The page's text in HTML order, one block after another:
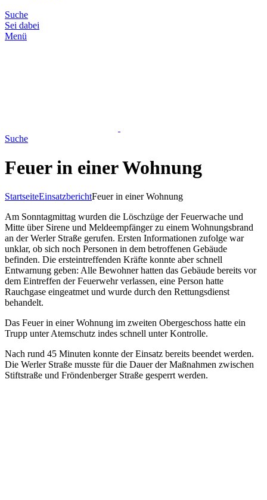
Suche
Sei dabei
Menü
Suche
Feuer in einer Wohnung
StartseiteEinsatzberichtFeuer in einer Wohnung
Am Sonntagmittag wurden die Löschzüge der Feuerwache und
Mitte über Sirene und Meldeempfänger zu einem Wohnungsbrand
an der Werler Straße gerufen. Ersten Informationen zufolge war
unklar, ob sich noch Personen in dem betroffenen Gebäude
befinden. Die ersteintreffenden Kräfte konnte aber schnell
Entwarnung geben: Alle Bewohner hatten das Gebäude bereits vor
dem Eintreffen der Feuerwehr verlassen, eine Person hatte
Rauchgase eingeatmet und wurde durch den Rettungsdienst
behandelt.
Das Feuer in einer Wohnung im zweiten Obergeschoss hatte ein
Trupp unter Atemschutz indes schnell unter Kontrolle.
Nach rund 45 Minuten konnte der Einsatz bereits beendet werden.
Die Werler Straße musste für die Dauer der Maßnahmen zwischen
Stiftstraße und Fröndenberger Straße gesperrt werden.